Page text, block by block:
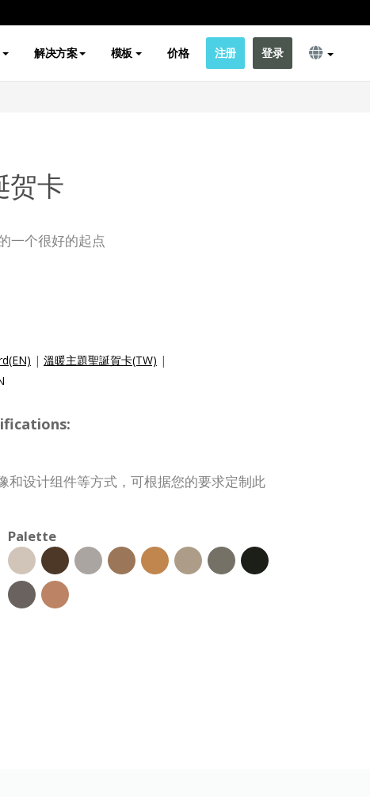
解决方案 模板 价格 注册 登录
贺卡
一个很好的起点
| 溫暖主題聖誕賀卡(TW) |
和设计组件等方式，可根据您的要求定制此
Palette